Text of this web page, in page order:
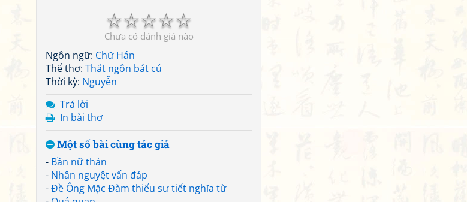
☆
☆
☆
☆
☆
Chưa có đánh giá nào
Ngôn ngữ: Chữ Hán
Thể thơ: Thất ngôn bát cú
Thời kỳ: Nguyễn
Trả lời
In bài thơ
Một số bài cùng tác giả
- Bần nữ thán
- Nhân nguyệt vấn đáp
-Đề Ông Mặc Đàm thiếu sư tiết nghĩa từ